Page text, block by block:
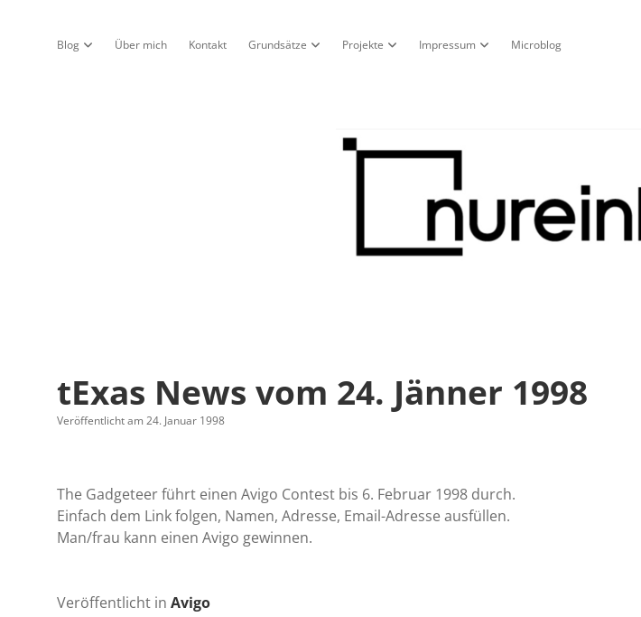
Blog Dropdown-Menü öffnen
Über mich Kontakt Grundsätze Dropdown-Menü öffnen
Projekte Dropdown-Menü öffnen
Impressum Dropdown-Menü öffnen
Microblog
Nur
Blog
tExas News vom 24. Jänner 1998
Veröffentlicht am 24. Januar 1998
The Gadgeteer führt einen Avigo Contest bis 6. Februar 1998 durch.
Einfach dem Link folgen, Namen, Adresse, Email-Adresse ausfüllen.
Man/frau kann einen Avigo gewinnen.
Veröffentlicht in Avigo